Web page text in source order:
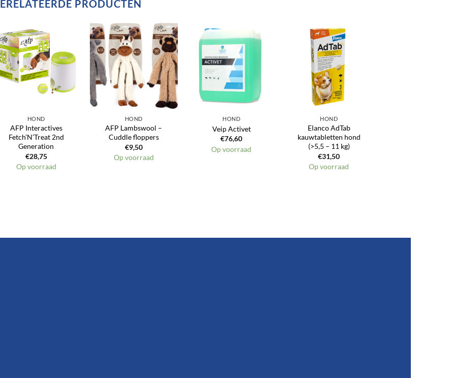
PRODUCTEN
Toevoegen
aan
verlanglijst
HOND
AFP Interactives
Fetch’N’Treat 2nd
Generation
€28,75
Op voorraad
Toevoegen
aan
verlanglijst
HOND
AFP Lambswool –
Cuddle floppers
€9,50
Op voorraad
Toevoegen
verlanglijst
HOND
Veip Activet
€76,60
Op voorraad
Toevoegen
verlanglijst
HOND
Elanco AdTab
kauwtabletten hond
(>5,5 – 11 kg)
€31,50
Op voorraad